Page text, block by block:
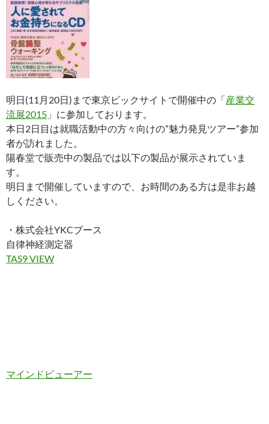
明日(11月20日)まで東京ビックサイトで開催中の「産業交
流展2015 」に参加しております。
本日2日目は就職活動中の方々向けの”魅力発見ツアー”参加
者が訪れました。
陽春堂で販売中の製品では以下の製品が展示されていま
す。
明日まで開催していますので、お時間のある方は是非お越
しください。
・株式会社YKCブース
自律神経測定器
TAS9 VIEW
マインドビューアー